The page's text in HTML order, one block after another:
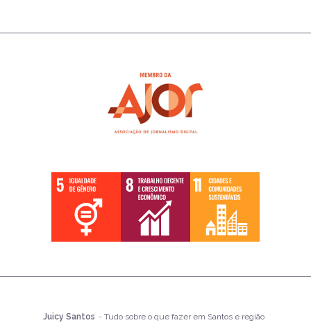
Juicy Santos - Tudo sobre o que fazer em Santos e região